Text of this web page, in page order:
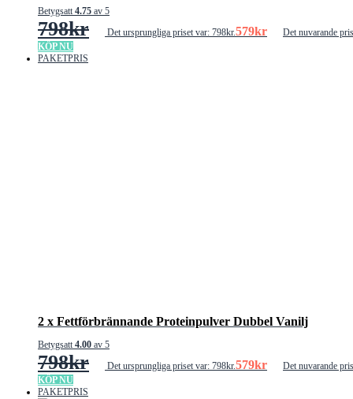
Betygsatt 4.75 av 5
798kr Det ursprungliga priset var: 798kr.579kr
Det nuvarande
KÖP NU
PAKETPRIS
2 x Fettförbrännande Proteinpulver Dubbel Vanilj
Betygsatt4.00 av 5
798kr Det ursprungliga priset var: 798kr.579kr
Det nuvarande
KÖP NU
PAKETPRIS